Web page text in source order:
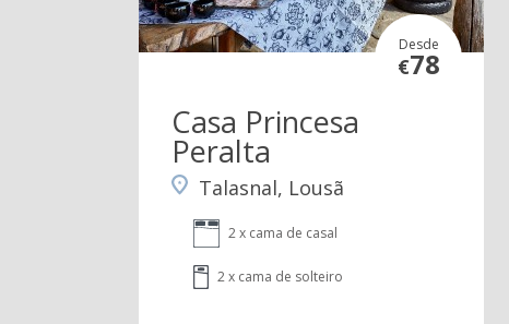
Desde
€78
Casa Princesa
Peralta
Talasnal, Lousã
2 x cama de casal
2 x cama de solteiro